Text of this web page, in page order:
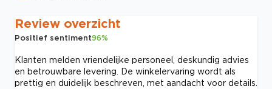
Review overzicht
Positief sentiment96%
Klanten melden vriendelijke personeel, deskundig advies
en betrouwbare levering. De winkelervaring wordt als
prettig en duidelijk beschreven, met aandacht voor details.